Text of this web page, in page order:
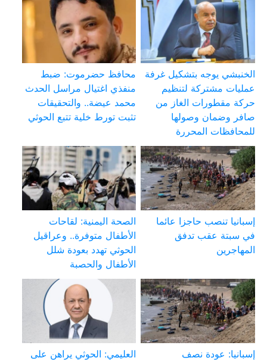
الخنبشي يوجه بتشكيل غرفة
عمليات مشتركة لتنظيم
حركة مقطورات الغاز من
صافر وضمان وصولها
للمحافظات المحررة
محافظ حضرموت: ضبط
منفذي اغتيال مراسل الحدث
محمد عيضة.. والتحقيقات
تثبت تورط خلية تتبع الحوثي
إسبانيا تنصب حاجزا عائما
في سبتة عقب تدفق
المهاجرين
الصحة اليمنية: لقاحات
الأطفال متوفرة.. وعراقيل
الحوثي تهدد بعودة شلل
الأطفال والحصبة
إسبانيا: عودة نصف
العليمي: الحوثي يراهن على